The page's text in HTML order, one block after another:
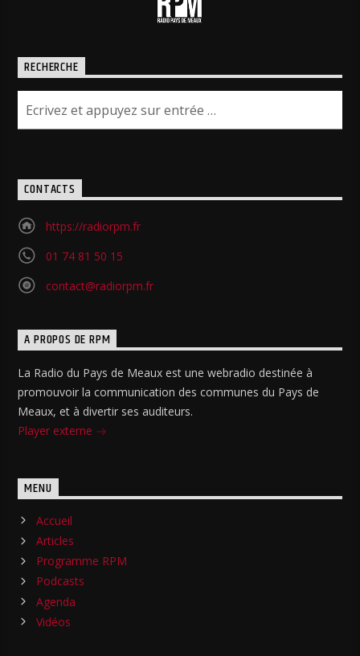
RECHERCHE
CONTACTS
https://radiorpm.fr
01 74 81 50 15
contact@radiorpm.fr
A PROPOS DE RPM
La Radio du Pays de Meaux est une webradio destinée à
promouvoir la communication des communes du Pays de
Meaux, et à divertir ses auditeurs.
Player externe
MENU
Accueil
Articles
Programme RPM
Podcasts
Agenda
Vidéos